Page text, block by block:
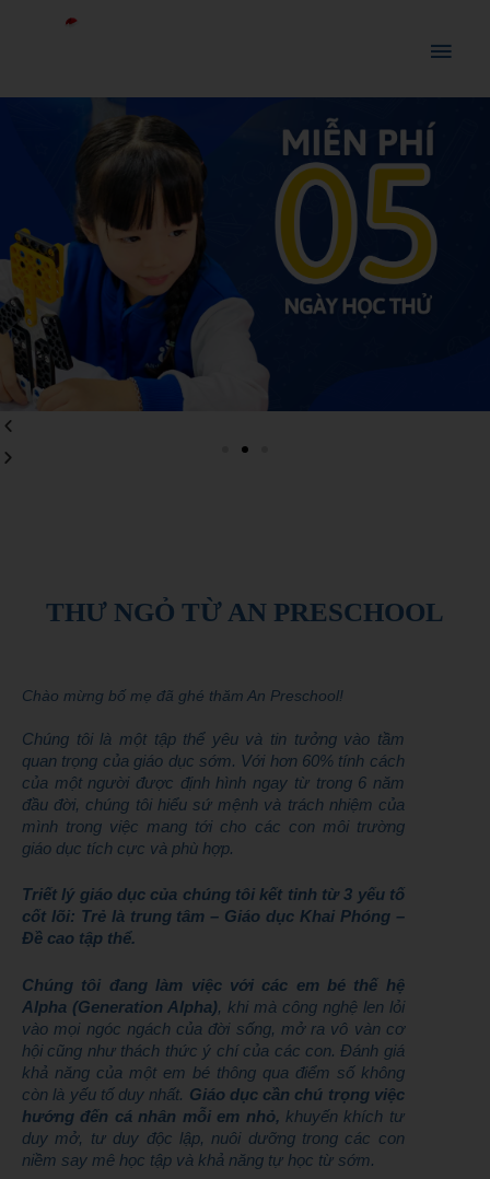
THƯ NGỎ TỪ AN PRESCHOOL
Chào mừng bố mẹ đã ghé thăm An Preschool!
Chúng tôi là một tập thể yêu và tin tưởng vào tầm
quan trọng của giáo dục sớm. Với hơn 60% tính cách
của một người được định hình ngay từ trong 6 năm
đầu đời, chúng tôi hiểu sứ mệnh và trách nhiệm của
mình trong việc mang tới cho các con môi trường
giáo dục tích cực và phù hợp.
Triết lý giáo dục của chúng tôi kết tinh từ 3 yếu tố
cốt lõi: Trẻ là trung tâm – Giáo dục Khai Phóng –
Đề cao tập thể.
Chúng tôi đang làm việc với các em bé thế hệ
Alpha (Generation Alpha), khi mà công nghệ len lỏi
vào mọi ngóc ngách của đời sống, mở ra vô vàn cơ
hội cũng như thách thức ý chí của các con. Đánh giá
khả năng của một em bé thông qua điểm số không
còn là yếu tố duy nhất. Giáo dục cần chú trọng việc
hướng đến cá nhân mỗi em nhỏ, khuyến khích tư
duy mở, tư duy độc lập, nuôi dưỡng trong các con
niềm say mê học tập và khả năng tự học từ sớm.